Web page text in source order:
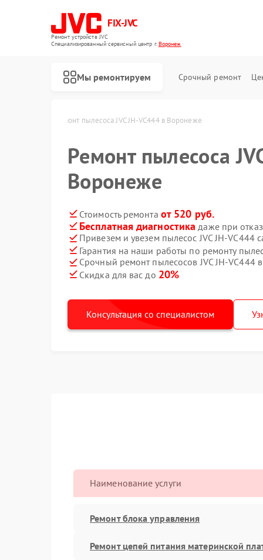
FIX-JVC
Ремонт устройств JVC
Специализированный cервисный центр г.Воронеж
Мы ремонтируем Срочный ремонт
Ремонт пылесоса JVC JH-VC444 в Воронеже
Ремонт пылесоса
Воронеже
Стоимость ремонта от 520 руб.
Бесплатная диагностика даже при
Привезем и увезем пылесос JVC JH-VC444
Гарантия на наши работы по ремонту
Срочный ремонт пылесосов JVC JH-VC444
Скидка для вас до 20%
Консультация со специалистом
Наименование услуги
Ремонт блока управления
Ремонт цепей питания материнской